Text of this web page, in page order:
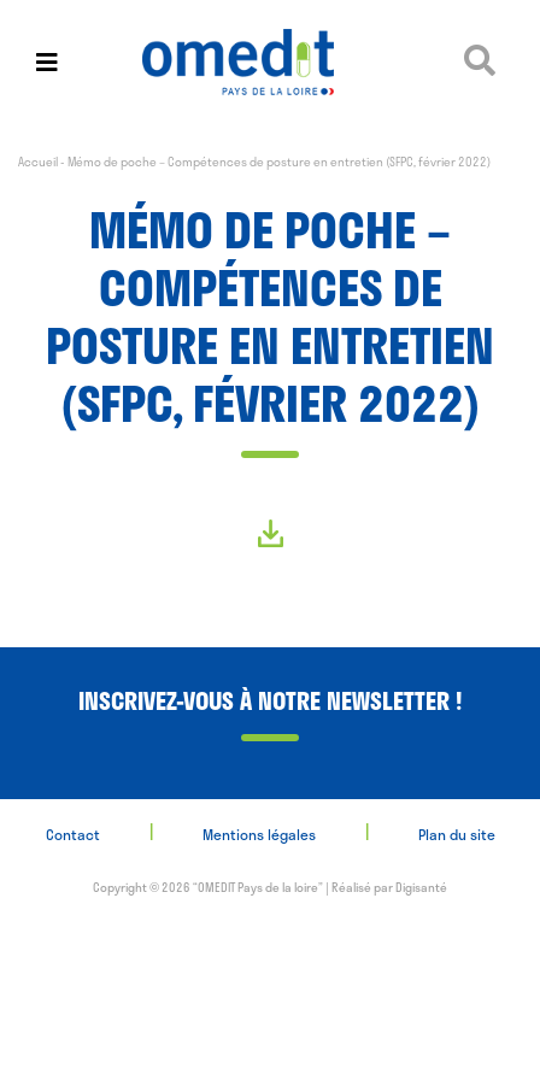
Accueil- Mémo de poche – Compétences de posture en entretien (SFPC, février 2022)
MÉMO DE POCHE –
COMPÉTENCES DE
POSTURE EN ENTRETIEN
(SFPC, FÉVRIER 2022)
INSCRIVEZ-VOUS À NOTRE NEWSLETTER !
Contact | Mentions légales | Plan du site
Copyright © 2026 “OMEDIT Pays de la loire” | Réalisé parDigisanté